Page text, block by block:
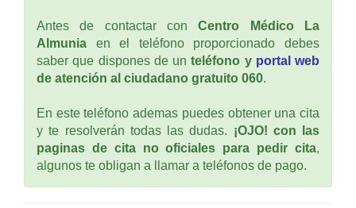
Antes de contactar conCentro Médico La
Almunia en el teléfono proporcionado debes
saber que dispones de unteléfono y portal web
de atención al ciudadano gratuito 060.
En este teléfono ademas puedes obtener una cita
y te resolverán todas las dudas. ¡OJO! con las
paginas de cita no oficiales para pedir cita,
algunos te obligan a llamar a teléfonos de pago.